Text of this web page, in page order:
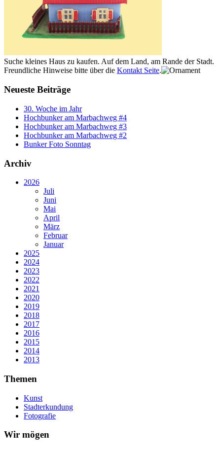
Suche kleines Haus zu kaufen. Auf dem Land, am Rande der Stadt.
Freundliche Hinweise bitte über die Kontakt Seite.
Neueste Beiträge
30. Woche im Jahr
Hochbunker am Marbachweg #4
Hochbunker am Marbachweg #3
Hochbunker am Marbachweg #2
Bunker Foto Sonntag
Archiv
2026
Juli
Juni
Mai
April
März
Februar
Januar
2025
2024
2023
2022
2021
2020
2019
2018
2017
2016
2015
2014
2013
Themen
Kunst
Stadterkundung
Fotografie
Wir mögen